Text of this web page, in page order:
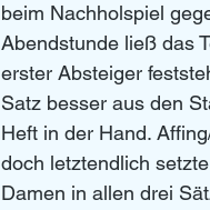
beim Nachholspiel
Abendstunde ließ das
erster Absteiger
Satz besser aus den
Heft in der Hand.
doch letztendlich
Damen in allen drei